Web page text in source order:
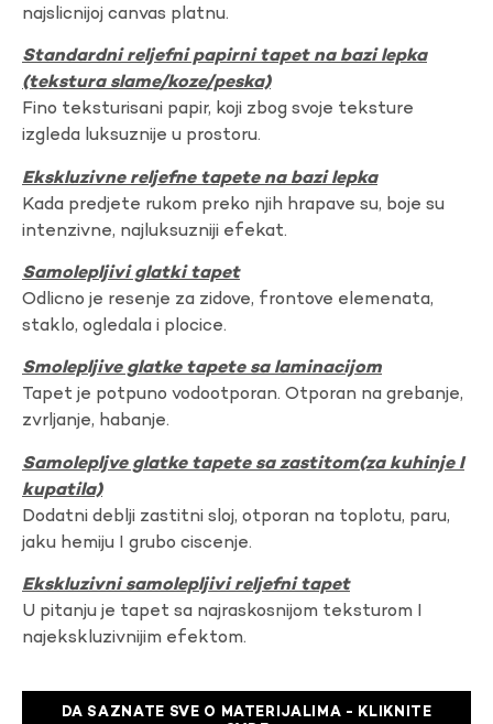
najslicnijoj canvas platnu.
Standardni reljefni papirni tapet na bazi lepka
(tekstura slame/koze/peska)
Fino teksturisani papir, koji zbog svoje teksture
izgleda luksuznije u prostoru.
Ekskluzivne reljefne tapete na bazi lepka
Kada predjete rukom preko njih hrapave su, boje su
intenzivne, najluksuzniji efekat.
Samolepljivi glatki tapet
Odlicno je resenje za zidove, frontove elemenata,
staklo, ogledala i plocice.
Smolepljive glatke tapete sa laminacijom
Tapet je potpuno vodootporan. Otporan na grebanje,
zvrljanje, habanje.
Samolepljve glatke tapete sa zastitom(za kuhinje I
kupatila)
Dodatni deblji zastitni sloj, otporan na toplotu, paru,
jaku hemiju I grubo ciscenje.
Ekskluzivni samolepljivi reljefni tapet
U pitanju je tapet sa najraskosnijom teksturom I
najekskluzivnijim efektom.
DA SAZNATE SVE O MATERIJALIMA - KLIKNITE